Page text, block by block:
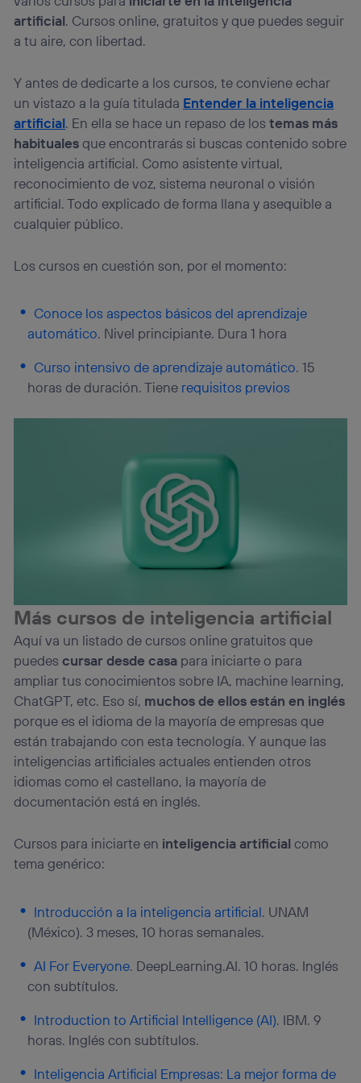
artificial. Cursos online, gratuitos y que puedes seguir
a tu aire, con libertad.
Y antes de dedicarte a los cursos, te conviene echar
un vistazo a la guía titulada Entender la inteligencia
artificial. En ella se hace un repaso de lostemas más
habitualesque encontrarás si buscas contenido sobre
inteligencia artificial. Como asistente virtual,
reconocimiento de voz, sistema neuronal o visión
artificial. Todo explicado de forma llana y asequible a
cualquier público.
Los cursos en cuestión son, por el momento:
Conoce los aspectos básicos del aprendizaje
automático. Nivel principiante. Dura 1 hora
Curso intensivo de aprendizaje automático. 15
horas de duración. Tiene requisitos previos
Más cursos de inteligencia artificial
Aquí va un listado de cursos online gratuitos que
puedes cursar desde casa para iniciarte o para
ampliar tus conocimientos sobre IA, machine learning,
ChatGPT, etc. Eso sí, muchos de ellos están en inglés
porque es el idioma de la mayoría de empresas que
están trabajando con esta tecnología. Y aunque las
inteligencias artificiales actuales entienden otros
idiomas como el castellano, la mayoría de
documentación está en inglés.
Cursos para iniciarte en inteligencia artificialcomo
tema genérico:
Introducción a la inteligencia artificial. UNAM
(México). 3 meses, 10 horas semanales.
AI For Everyone. DeepLearning.AI. 10 horas. Inglés
con subtítulos.
Introduction to Artificial Intelligence (AI). IBM. 9
horas. Inglés con subtítulos.
Inteligencia Artificial Empresas: La mejor forma de
navegación del usuario del móvil.
Puedes gestionar los consentimientos Utiq seleccionando
“Administrar Utiq” en la parte inferior de esta página web o
(“consenthub”). Para más información, consulta
la política de privacidad de Utiq.